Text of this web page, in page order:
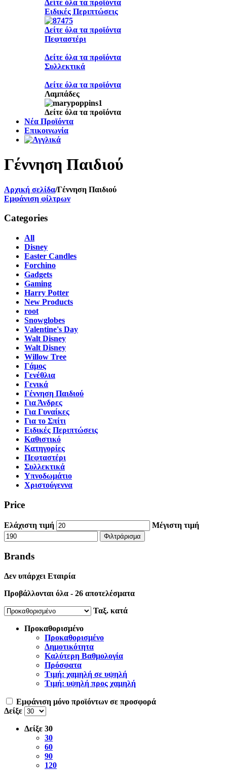
Δείτε όλα τα προϊόντα
Ειδικές Περιπτώσεις
Δείτε όλα τα προϊόντα
Πεφταστέρι
Δείτε όλα τα προϊόντα
Συλλεκτικά
Δείτε όλα τα προϊόντα
Λαμπάδες
Δείτε όλα τα προϊόντα
Νέα Προϊόντα
Επικοινωνία
Γέννηση Παιδιού
Αρχική σελίδα/Γέννηση Παιδιού
Εμφάνιση φίλτρων
Categories
All
Disney
Easter Candles
Forchino
Gadgets
Gaming
Harry Potter
New Products
root
Snowglobes
Valentine's Day
Walt Disney
Walt Disney
Willow Tree
Γάμος
Γενέθλια
Γενικά
Γέννηση Παιδιού
Για Άνδρες
Για Γυναίκες
Για το Σπίτι
Ειδικές Περιπτώσεις
Καθιστικό
Κατηγορίες
Πεφταστέρι
Συλλεκτικά
Υπνοδωμάτιο
Χριστούγεννα
Price
Ελάχιστη τιμή Μέγιστη τιμή
Φιλτράρισμα
Brands
Δεν υπάρχει Εταιρία
Προβάλλονται όλα - 26 αποτελέσματα
Ταξ. κατά
Προκαθορισμένo
Προκαθορισμένo
Δημοτικότητα
Καλύτερη Βαθμολογία
Πρόσφατα
Τιμή: χαμηλή σε υψηλή
Τιμή: υψηλή προς χαμηλή
Εμφάνιση μόνο προϊόντων σε προσφορά
Δείξε
Δείξε 30
30
60
90
120